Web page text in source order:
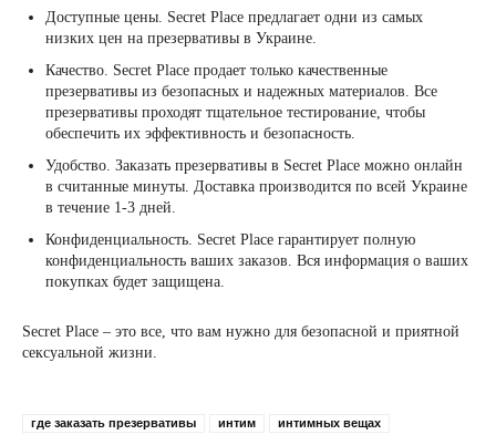
Доступные цены. Secret Place предлагает одни из самых
низких цен на презервативы в Украине.
Качество. Secret Place продает только качественные
презервативы из безопасных и надежных материалов. Все
презервативы проходят тщательное тестирование, чтобы
обеспечить их эффективность и безопасность.
Удобство. Заказать презервативы в Secret Place можно онлайн
в считанные минуты. Доставка производится по всей Украине
в течение 1-3 дней.
Конфиденциальность. Secret Place гарантирует полную
конфиденциальность ваших заказов. Вся информация о ваших
покупках будет защищена.
Secret Place – это все, что вам нужно для безопасной и приятной
сексуальной жизни.
где заказать презервативы интим интимных вещах